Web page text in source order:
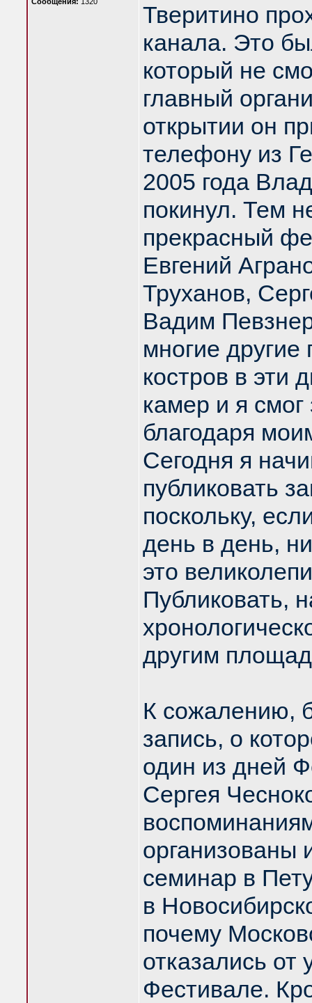
Тверитино
канала. Это
который не
главный
открытии он
телефону из
2005 года
покинул. Тем
прекрасный
Евгений
Труханов,
Вадим
многие другие
костров в эти
камер и я смог
благодаря
Сегодня я
публиковать
поскольку,
день в день,
это
Публиковать,
другим
К сожалению,
запись, о
один из дней
Сергея
организованы
семинар в
в
почему
отказались от
Фестивале.